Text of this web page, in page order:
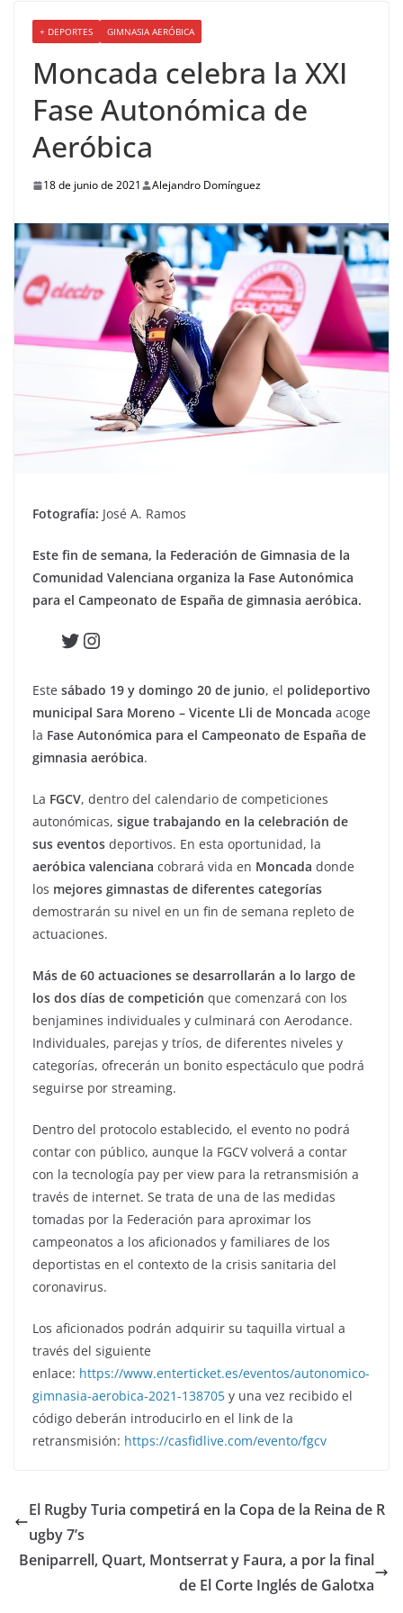
+ DEPORTES GIMNASIA AERÓBICA
Moncada celebra la XXI
Fase Autonómica de
Aeróbica
18 de junio de 2021 Alejandro Domínguez
Fotografía: José A. Ramos
Este fin de semana, la Federación de Gimnasia de la
Comunidad Valenciana organiza la Fase Autonómica
para el Campeonato de España de gimnasia aeróbica.
Twitter
Instagram
Este sábado 19 y domingo 20 de junio, el polideportivo
municipal Sara Moreno – Vicente Lli de Moncada acoge
la Fase Autonómica para el Campeonato de España de
gimnasia aeróbica.
La FGCV, dentro del calendario de competiciones
autonómicas, sigue trabajando en la celebración de
sus eventos deportivos. En esta oportunidad, la
aeróbica valenciana cobrará vida en Moncada donde
los mejores gimnastas de diferentes categorías
demostrarán su nivel en un fin de semana repleto de
actuaciones.
Más de 60 actuaciones se desarrollarán a lo largo de
los dos días de competición que comenzará con los
benjamines individuales y culminará con Aerodance.
Individuales, parejas y tríos, de diferentes niveles y
categorías, ofrecerán un bonito espectáculo que podrá
seguirse por streaming.
Dentro del protocolo establecido, el evento no podrá
contar con público, aunque la FGCV volverá a contar
con la tecnología pay per view para la retransmisión a
través de internet. Se trata de una de las medidas
tomadas por la Federación para aproximar los
campeonatos a los aficionados y familiares de los
deportistas en el contexto de la crisis sanitaria del
coronavirus.
Los aficionados podrán adquirir su taquilla virtual a
través del siguiente
enlace: https://www.enterticket.es/eventos/autonomico-
gimnasia-aerobica-2021-138705 y una vez recibido el
código deberán introducirlo en el link de la
retransmisión: https://casfidlive.com/evento/fgcv
El Rugby Turia competirá en la Copa de la Reina de R
ugby 7’s
Beniparrell, Quart, Montserrat y Faura, a por la final
de El Corte Inglés de Galotxa